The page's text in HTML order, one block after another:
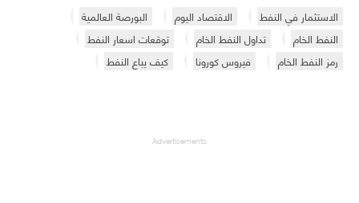
الاستثمار في النفط الاقتصاد اليوم
البورصة العالمية
النفط الخام
تداول النفط الخام
توقعات اسعار النفط
رمز النفط الخام
فيروس كورونا كيف يباع النفط
Advertisements